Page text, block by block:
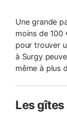
Une grande
moins de
pour trouver
à Surgy
même à plus
Les